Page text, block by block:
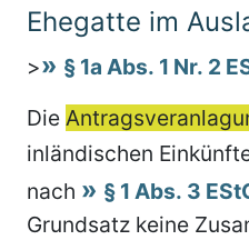
Ehegatte im
>
§ 1a Abs. 1 Nr. 2
Die
inländischen
nach
§ 1 Abs. 3
Grundsatz keine